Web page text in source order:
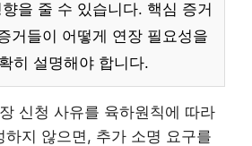
을 줄 수 있습니다. 핵심 증거
거들이 어떻게 연장 필요성을
히 설명해야 합니다.
신청 사유를 육하원칙에 따라
하지 않으면, 추가 소명 요구를